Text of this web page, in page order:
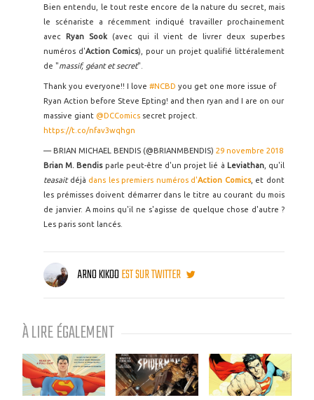
Bien entendu, le tout reste encore de la nature du secret, mais
le scénariste a récemment indiqué travailler prochainement
avec Ryan Sook (avec qui il vient de livrer deux superbes
numéros d'Action Comics), pour un projet qualifié littéralement
de "massif, géant et secret".
Thank you everyone!! I love #NCBD you get one more issue of
Ryan Action before Steve Epting! and then ryan and I are on our
massive giant @DCComics secret project.
https://t.co/nfav3wqhgn
— BRIAN MICHAEL BENDIS (@BRIANMBENDIS) 29 novembre 2018
Brian M. Bendis parle peut-être d'un projet lié à Leviathan, qu'il
teasait déjà dans les premiers numéros d'Action Comics, et dont
les prémisses doivent démarrer dans le titre au courant du mois
de janvier. A moins qu'il ne s'agisse de quelque chose d'autre ?
Les paris sont lancés.
ARNO KIKOOEST SUR TWITTER
À LIRE ÉGALEMENT